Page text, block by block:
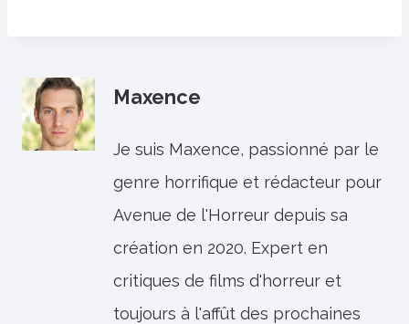
Maxence
Je suis Maxence, passionné par le
genre horrifique et rédacteur pour
Avenue de l'Horreur depuis sa
création en 2020. Expert en
critiques de films d'horreur et
toujours à l'affût des prochaines